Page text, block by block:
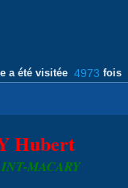
a été visitée 4973 fois
Hubert
MACARY